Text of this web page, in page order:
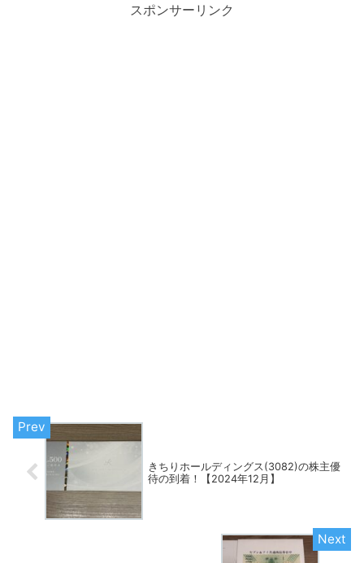
スポンサーリンク
きちりホールディングス(3082)の株主優
待の到着！【2024年12月】